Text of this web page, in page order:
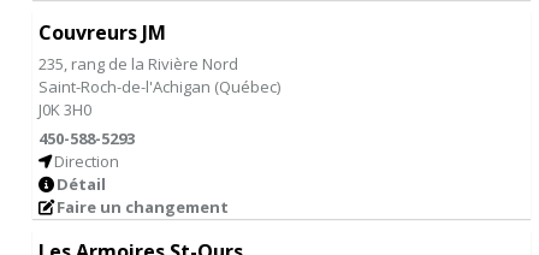
Couvreurs JM
235, rang de la Rivière Nord
Saint-Roch-de-l'Achigan (Québec)
J0K 3H0
450-588-5293
Direction
Détail
Faire un changement